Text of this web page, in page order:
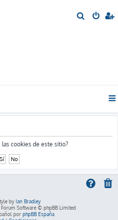
las cookies de este sitio?
by Ian Bradley
Software © phpBB Limited
por phpBB España